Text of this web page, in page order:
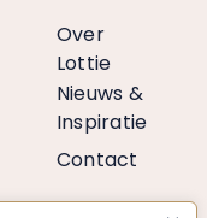
Over
Lottie
Nieuws &
Inspiratie
Contact